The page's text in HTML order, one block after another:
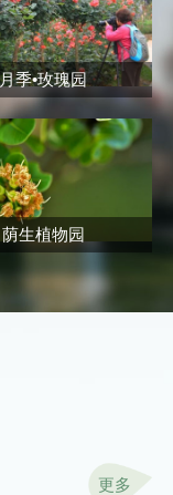
月季•玫瑰园
荫生植物园
更多